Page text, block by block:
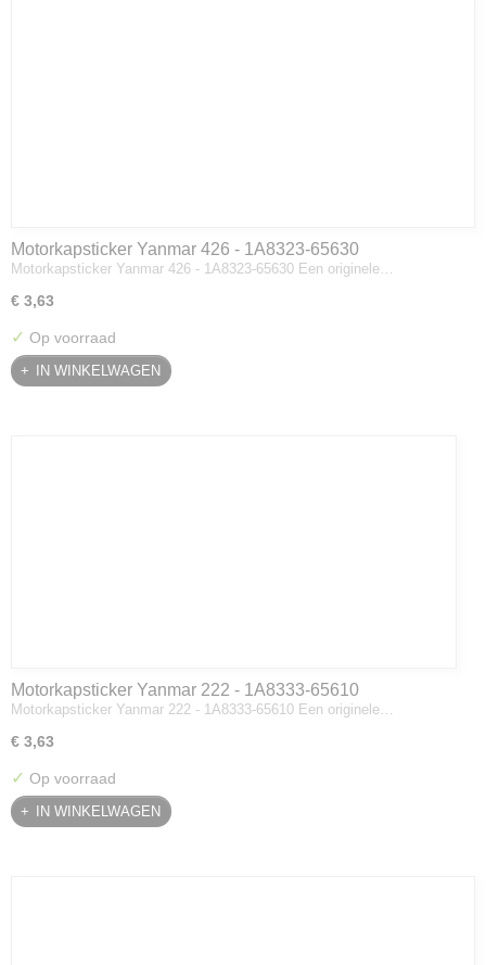
Motorkapsticker Yanmar 426 - 1A8323-65630
Motorkapsticker Yanmar 426 - 1A8323-65630 Een originele…
€ 3,63
✓ Op voorraad
IN WINKELWAGEN
Motorkapsticker Yanmar 222 - 1A8333-65610
Motorkapsticker Yanmar 222 - 1A8333-65610 Een originele…
€ 3,63
✓ Op voorraad
IN WINKELWAGEN